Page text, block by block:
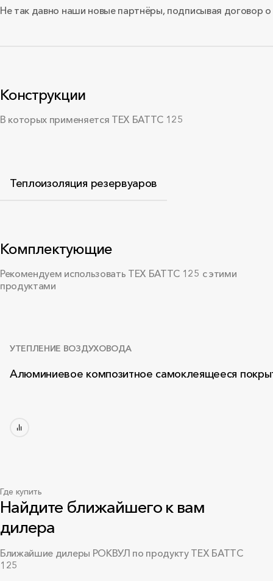
Не так давно наши новые партнёры, подписывая договор
Конструкции
В которых применяется ТЕХ БАТТС 125
Теплоизоляция резервуаров
Комплектующие
Рекомендуем использовать ТЕХ БАТТС 125 с этими
продуктами
УТЕПЛЕНИЕ ВОЗДУХОВОДА
Алюминиевое композитное самоклеящееся
Где купить
Найдите ближайшего к вам
дилера
Ближайшие дилеры РОКВУЛ по продукту ТЕХ БАТТС
125